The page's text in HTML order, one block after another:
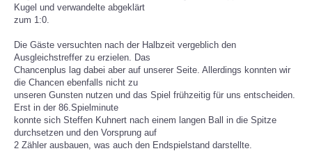
Kugel und verwandelte abgeklärt
zum 1:0.
Die Gäste versuchten nach der Halbzeit vergeblich den
Ausgleichstreffer zu erzielen. Das
Chancenplus lag dabei aber auf unserer Seite. Allerdings konnten wir
die Chancen ebenfalls nicht zu
unseren Gunsten nutzen und das Spiel frühzeitig für uns entscheiden.
Erst in der 86.Spielminute
konnte sich Steffen Kuhnert nach einem langen Ball in die Spitze
durchsetzen und den Vorsprung auf
2 Zähler ausbauen, was auch den Endspielstand darstellte.